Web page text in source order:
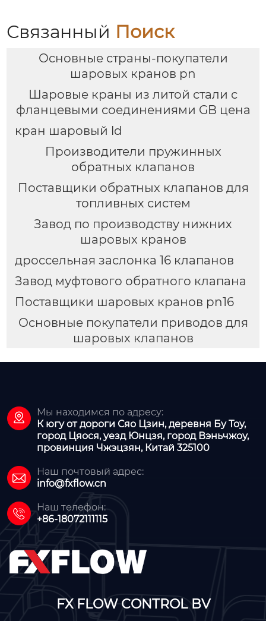
Связанный Поиск
Основные страны-покупатели
шаровых кранов pn
Шаровые краны из литой стали с
фланцевыми соединениями GB цена
кран шаровый ld
Производители пружинных
обратных клапанов
Поставщики обратных клапанов для
топливных систем
Завод по производству нижних
шаровых кранов
дроссельная заслонка 16 клапанов
Завод муфтового обратного клапана
Поставщики шаровых кранов pn16
Основные покупатели приводов для
шаровых клапанов

Мы находимся по адресу:
К югу от дороги Сяо Цзин, деревня Бу Тоу,
город Цяося, уезд Юнцзя, город Вэньчжоу,
провинция Чжэцзян, Китай 325100

Наш почтовый адрес:
info@fxflow.cn

Наш телефон:
+86-18072111115
FX FLOW CONTROL BV